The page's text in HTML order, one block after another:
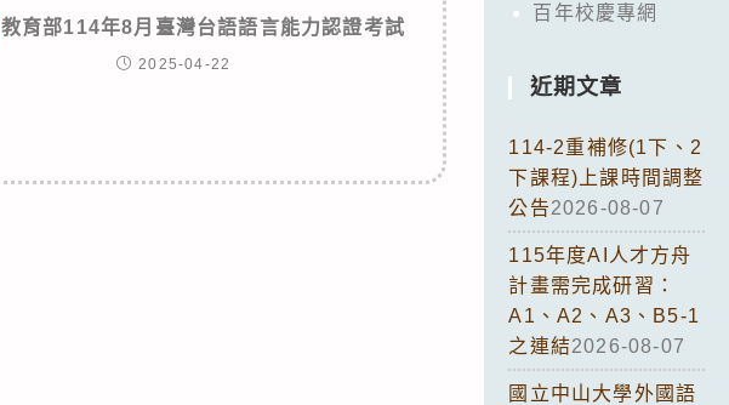
教育部114年8月臺灣台語語言能力認證考試
2025-04-22
百年校慶專網
近期文章
114-2重補修(1下、2
下課程)上課時間調整
公告2026-08-07
115年度AI人才方舟
計畫需完成研習：
A1、A2、A3、B5-1
之連結2026-08-07
國立中山大學外國語